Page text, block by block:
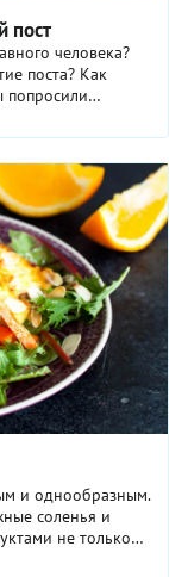
пост
человека?
поста? Как
попросили
...
и однообразным.
соленья и
не только